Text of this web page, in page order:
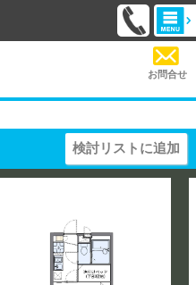
お問合せ
検討リストに追加